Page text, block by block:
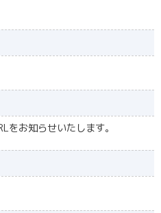
をお知らせいたします。